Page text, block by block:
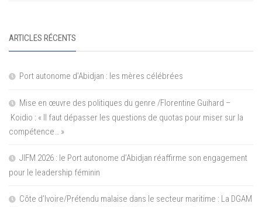
ARTICLES RÉCENTS
Port autonome d’Abidjan : les mères célébrées
Mise en œuvre des politiques du genre /Florentine Guihard –
Koidio : « Il faut dépasser les questions de quotas pour miser sur la
compétence… »
JIFM 2026 : le Port autonome d’Abidjan réaffirme son engagement
pour le leadership féminin
Côte d’Ivoire/Prétendu malaise dans le secteur maritime : La DGAM